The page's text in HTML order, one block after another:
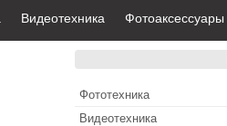
Видеотехника Фотоаксессуары
Фототехника
Видеотехника